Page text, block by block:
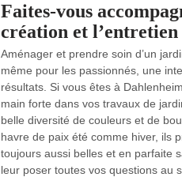
Faites-vous
création et
Aménager et prendre soin d’un
même pour les passionnés, une
résultats. Si vous êtes à
main forte dans vos travaux de
belle diversité de couleurs et de
havre de paix été comme hiver, ils
toujours aussi belles et en parfaite
leur poser toutes vos questions au